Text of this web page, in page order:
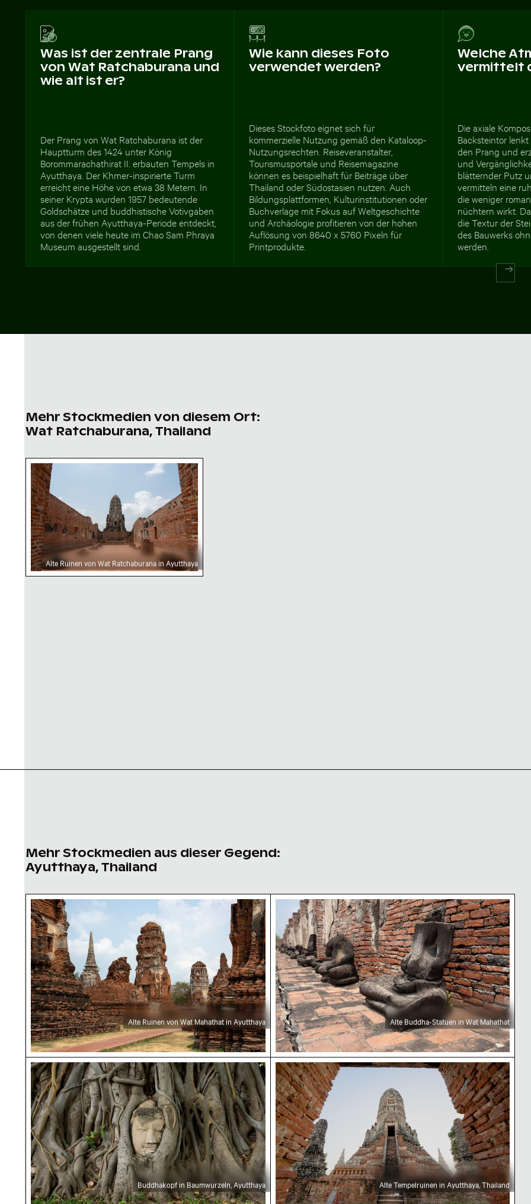
Was ist der zentrale Prang
von Wat Ratchaburana und
wie alt ist er?
Der Prang von Wat Ratchaburana ist der
Hauptturm des 1424 unter König
Borommarachathirat II. erbauten Tempels in
Ayutthaya. Der Khmer-inspirierte Turm
erreicht eine Höhe von etwa 38 Metern. In
seiner Krypta wurden 1957 bedeutende
Goldschätze und buddhistische Votivgaben
aus der frühen Ayutthaya-Periode entdeckt,
von denen viele heute im Chao Sam Phraya
Museum ausgestellt sind.
Wie kann dieses Foto
verwendet werden?
Dieses Stockfoto eignet sich für
kommerzielle Nutzung gemäß den Kataloop-
Nutzungsrechten. Reiseveranstalter,
Tourismusportale und Reisemagazine
können es beispielhaft für Beiträge über
Thailand oder Südostasien nutzen. Auch
Bildungsplattformen, Kulturinstitutionen oder
Buchverlage mit Fokus auf Weltgeschichte
und Archäologie profitieren von der hohen
Auflösung von 8640 x 5760 Pixeln für
Printprodukte.
Welche
vermittelt
Die axiale
Backsteintor
den Prang und
und
blätternder Putz
vermitteln eine
die weniger
nüchtern wirkt.
die Textur der
des Bauwerks
werden.
Mehr Stockmedien von diesem Ort:
Wat Ratchaburana, Thailand
Alte Ruinen von Wat Ratchaburana in Ayutthaya
Alte Ruinen von Wat Ratchaburana in Ayutthaya
Mehr Stockmedien aus dieser Gegend:
Ayutthaya, Thailand
Alte Ruinen von Wat Mahathat in Ayutthaya
Alte Ruinen von Wat Mahathat in Ayutthaya
Alte Buddha-Statuen in Wat Mahathat
Alte Buddha-Statuen in Wat Mahathat
Buddhakopf in Baumwurzeln, Ayutthaya
Buddhakopf in Baumwurzeln, Ayutthaya
Alte Tempelruinen in Ayutthaya, Thailand
Alte Tempelruinen in Ayutthaya, Thailand